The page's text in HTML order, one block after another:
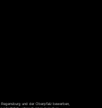
und der Oberpfalz bewerben,